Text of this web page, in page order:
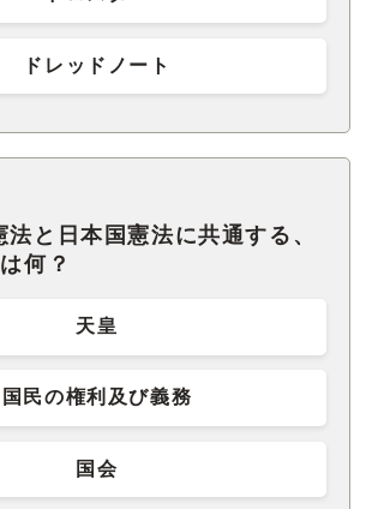
ドレッドノート
法と日本国憲法に共通する、
何？
天皇
国民の権利及び義務
国会